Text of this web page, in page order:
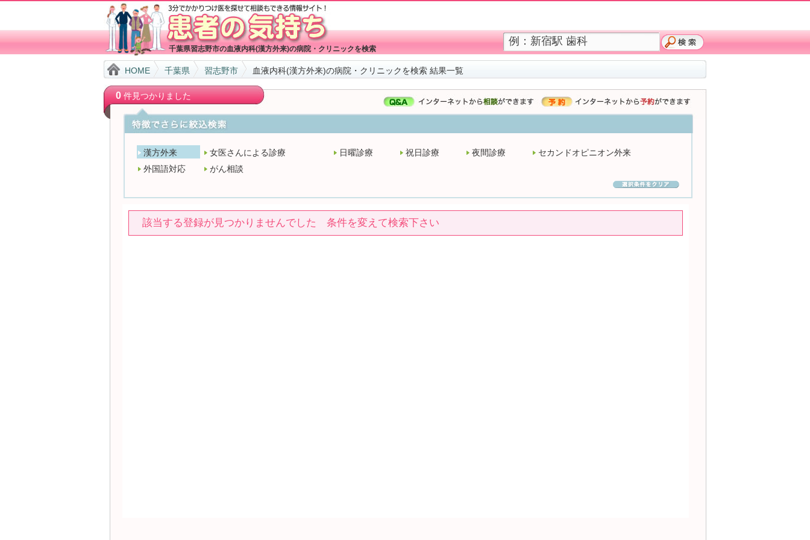
千葉県習志野市の血液内科(漢方外来)の病院・クリニックを検索
HOME 千葉県 習志野市 血液内科(漢方外来)の病院・クリニックを検索 結果一覧
0件見つかりました
漢方外来 女医さんによる診療 日曜診療 祝日診療 夜間診療
セカンドオピニオン外来
外国語対応
がん相談
該当する登録が見つかりませんでした 条件を変えて検索下さい